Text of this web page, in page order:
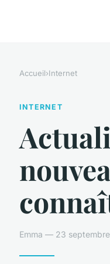
Accueil›Internet
INTERNET
Emma — 23